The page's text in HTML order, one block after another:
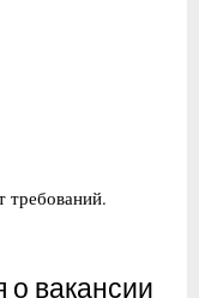
вакансии